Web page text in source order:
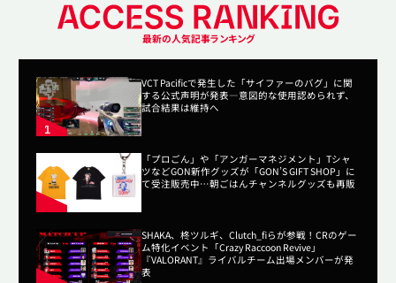
最新の人気記事ランキング
VCT Pacificで発生した「サイファーのバグ」に関
する公式声明が発表―意図的な使用認められず、
試合結果は維持へ
「プロごん」や「アンガーマネジメント」Tシャ
ツなどGON新作グッズが「GON’S GIFT SHOP」に
て受注販売中…朝ごはんチャンネルグッズも再販
SHAKA、柊ツルギ、Clutch_fiらが参戦！CRのゲー
ム特化イベント「Crazy Raccoon Revive」
『VALORANT』ライバルチーム出場メンバーが発
表